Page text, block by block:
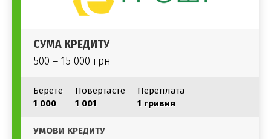
СУМА КРЕДИТУ
500 – 15 000 грн
Берете
1 000
Повертаєте
1 001
Переплата
1 гривня
УМОВИ КРЕДИТУ